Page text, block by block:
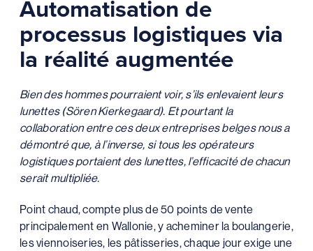
Automatisation de
processus logistiques via
la réalité augmentée
Bien des hommes pourraient voir, s’ils enlevaient leurs
lunettes (Sören Kierkegaard). Et pourtant la
collaboration entre ces deux entreprises belges nous a
démontré que, à l’inverse, si tous les opérateurs
logistiques portaient des lunettes, l’efficacité de chacun
serait multipliée.
Point chaud, compte plus de 50 points de vente
principalement en Wallonie, y acheminer la boulangerie,
les viennoiseries, les pâtisseries, chaque jour exige une